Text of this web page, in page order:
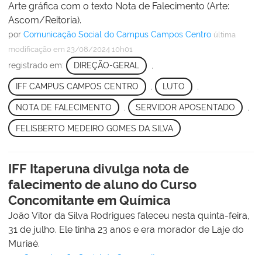
Arte gráfica com o texto Nota de Falecimento (Arte:
Ascom/Reitoria).
por Comunicação Social do Campus Campos Centro última
modificação em 23/08/2024 10h01
registrado em: DIREÇÃO-GERAL ,
IFF CAMPUS CAMPOS CENTRO LUTO
NOTA DE FALECIMENTO SERVIDOR APOSENTADO
FELISBERTO MEDEIRO GOMES DA SILVA
IFF Itaperuna divulga nota de
falecimento de aluno do Curso
Concomitante em Química
João Vitor da Silva Rodrigues faleceu nesta quinta-feira,
31 de julho. Ele tinha 23 anos e era morador de Laje do
Muriaé.